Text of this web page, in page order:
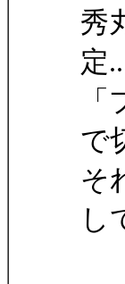
秀
定
で
そ
し